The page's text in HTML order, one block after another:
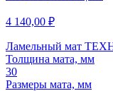
4 140,00 ₽
Ламельный мат
Толщина мата, мм
30
Размеры мата, мм